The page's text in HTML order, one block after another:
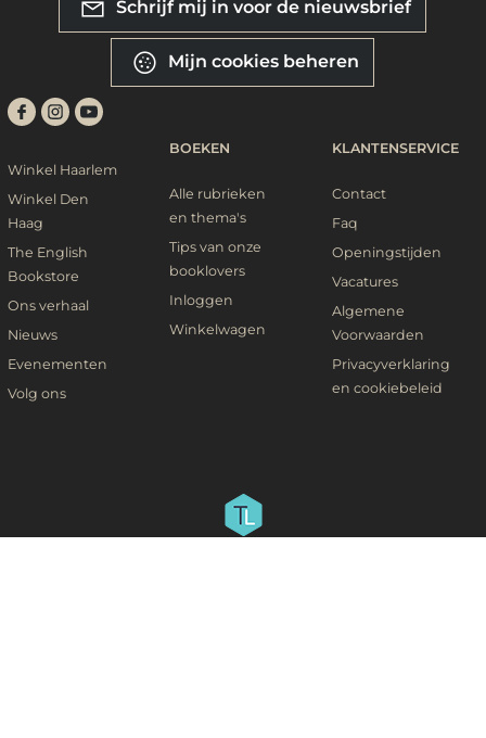
Schrijf mij in voor de nieuwsbrief
Mijn cookies beheren
Winkel Haarlem
Winkel Den
Haag
The English
Bookstore
Ons verhaal
Nieuws
Evenementen
Volg ons
BOEKEN
Alle rubrieken
en thema's
Tips van onze
booklovers
Inloggen
Winkelwagen
KLANTENSERVICE
Contact
Faq
Openingstijden
Vacatures
Algemene
Voorwaarden
Privacyverklaring
en cookiebeleid